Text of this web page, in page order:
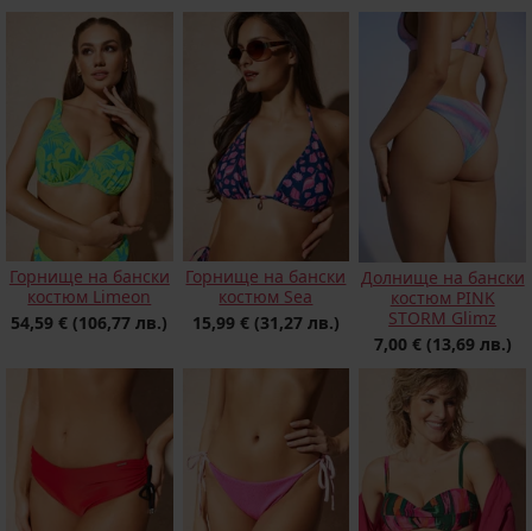
Горнище на бански
костюм Limeon
54,59 € (106,77 лв.)
Горнище на бански
костюм Sea
15,99 € (31,27 лв.)
Долнище на бански
костюм PINK
STORM Glimz
7,00 € (13,69 лв.)